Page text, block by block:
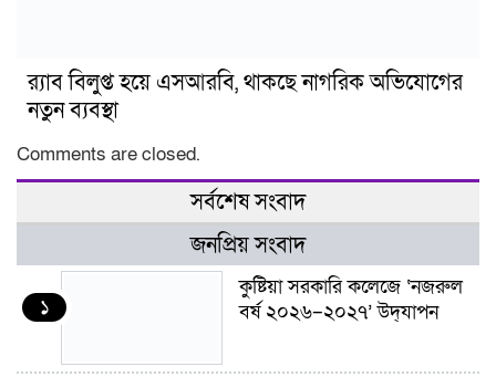
র‍্যাব বিলুপ্ত হয়ে এসআরবি, থাকছে নাগরিক অভিযোগের
নতুন ব্যবস্থা
Comments are closed.
সর্বশেষ সংবাদ
জনপ্রিয় সংবাদ
১
কুষ্টিয়া সরকারি কলেজে ‘নজরুল
বর্ষ ২০২৬–২০২৭’ উদ্‌যাপন